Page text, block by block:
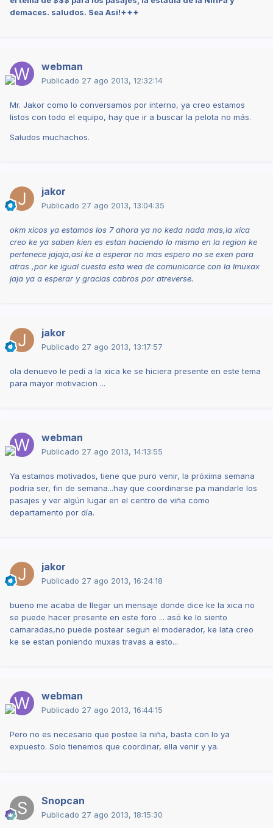
demaces. saludos. Sea Asi!+++
webman
Publicado 27 ago 2013, 12:32:14
Mr. Jakor como lo conversamos por interno, ya creo estamos
listos con todo el equipo, hay que ir a buscar la pelota no más.
Saludos muchachos.
jakor
Publicado 27 ago 2013, 13:04:35
okm xicos ya estamos los 7 ahora ya no keda nada mas,la xica
creo ke ya saben kien es estan haciendo lo mismo en la region ke
pertenece jajaja,así ke a esperar no mas espero no se exen para
atras ,por ke igual cuesta esta wea de comunicarce con la lmuxax
jaja ya a esperar y gracias cabros por atreverse.
jakor
Publicado 27 ago 2013, 13:17:57
ola denuevo le pedí a la xica ke se hiciera presente en este tema
para mayor motivacion ...
webman
Publicado 27 ago 2013, 14:13:55
Ya estamos motivados, tiene que puro venir, la próxima semana
podria ser, fin de semana...hay que coordinarse pa mandarle los
pasajes y ver algún lugar en el centro de viña como
departamento por día.
jakor
Publicado 27 ago 2013, 16:24:18
bueno me acaba de llegar un mensaje donde dice ke la xica no
se puede hacer presente en este foro ... asó ke lo siento
camaradas,no puede postear segun el moderador, ke lata creo
ke se estan poniendo muxas travas a esto...
webman
Publicado 27 ago 2013, 16:44:15
Pero no es necesario que postee la niña, basta con lo ya
expuesto. Solo tienemos que coordinar, ella venir y ya.
Snopcan
Publicado 27 ago 2013, 18:15:30